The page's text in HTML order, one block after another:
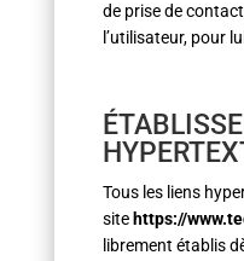
de prise de
l’utilisateur, pour
Tous les liens
site https://
librement établis